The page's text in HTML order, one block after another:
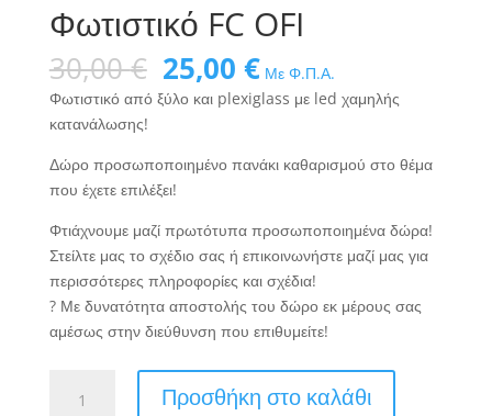
Φωτιστικό FC OFI
30,00€ Original
price
was:
25,00 €Η
τρέχουσα
τιμή
25,00 €.
Με Φ.Π.Α.
Φωτιστικό από ξύλο και plexiglass με led χαμηλής
κατανάλωσης!
Δώρο προσωποποιημένο πανάκι καθαρισμού στο θέμα
που έχετε επιλέξει!
Φτιάχνουμε μαζί πρωτότυπα προσωποποιημένα δώρα!
Στείλτε μας το σχέδιο σας ή επικοινωνήστε μαζί μας για
περισσότερες πληροφορίες και σχέδια!
?Με δυνατότητα αποστολής του δώρο εκ μέρους σας
αμέσως στην διεύθυνση που επιθυμείτε!
Προσθήκη στο καλάθι